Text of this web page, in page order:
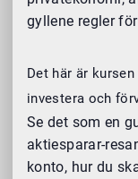
gyllene regler
Det här är
investera och
Se det som en
aktiesparar-
konto, hur du